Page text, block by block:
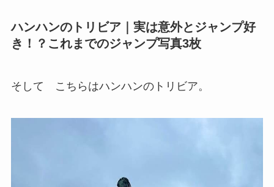
ハンハンのトリビア｜実は意外とジャンプ好
き！？これまでのジャンプ写真3枚
そして こちらはハンハンのトリビア。